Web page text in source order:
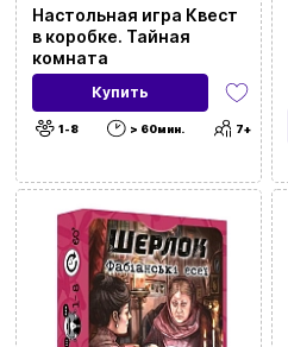
Настольная игра Квест
в коробке. Тайная
комната
Купить
1-8 > 60мин. 7+